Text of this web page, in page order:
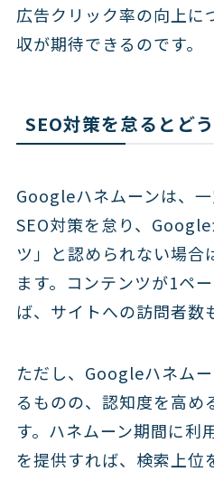
広告クリック率の向上
収が期待できるのです。
SEO対策を怠るとど
Googleハネムーンは、一
SEO対策を怠り、
ツ」と認められない場合
ます。コンテンツが1ペ
ば、サイトへの訪問者数
ただし、Googleハネム
るものの、認知度を高め
す。ハネムーン期間に利
を提供すれば、検索上位